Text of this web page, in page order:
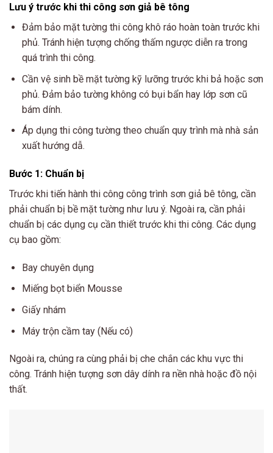
Lưu ý trước khi thi công sơn giả bê tông
Đảm bảo mặt tường thi công khô ráo hoàn toàn trước khi
phủ. Tránh hiện tượng chống thấm ngược diễn ra trong
quá trình thi công.
Cần vệ sinh bề mặt tường kỹ lưỡng trước khi bả hoặc sơn
phủ. Đảm bảo tường không có bụi bẩn hay lớp sơn cũ
bám dính.
Áp dụng thi công tường theo chuẩn quy trình mà nhà sản
xuất hướng dẫ.
Bước 1: Chuẩn bị
Trước khi tiến hành thi công công trình sơn giả bê tông, cần
phải chuẩn bị bề mặt tường như lưu ý. Ngoài ra, cần phải
chuẩn bị các dụng cụ cần thiết trước khi thi công. Các dụng
cụ bao gồm:
Bay chuyên dụng
Miếng bọt biển Mousse
Giấy nhám
Máy trộn cầm tay (Nếu có)
Ngoài ra, chúng ra cùng phải bị che chắn các khu vực thi
công. Tránh hiện tượng sơn dây dính ra nền nhà hoặc đồ nội
thất.